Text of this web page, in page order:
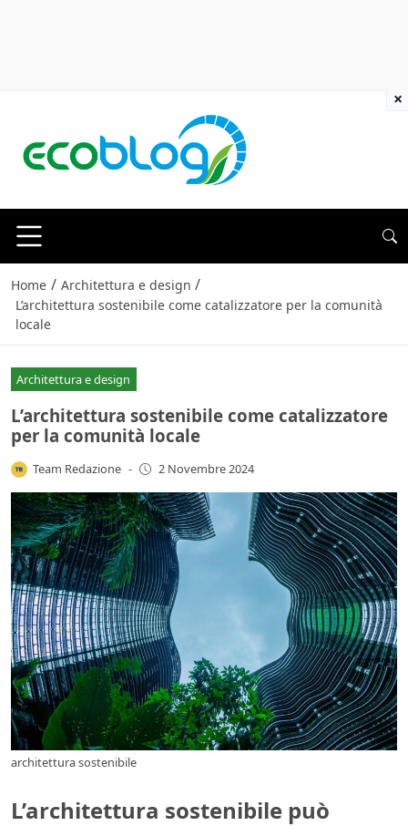
Home / Architettura e design /
L’architettura sostenibile come catalizzatore per la comunità
locale
Architettura e design
L’architettura sostenibile come catalizzatore
per la comunità locale
Team Redazione - 2 Novembre 2024
architettura sostenibile
L’architettura sostenibile può
×